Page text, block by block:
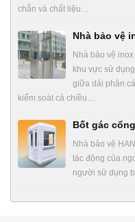
chắn và chất liệu…
Nhà bảo vệ
Nhà bảo vệ
khu vực sử
giữa dải phân
kiểm soát cả chiều…
Bốt gác
Nhà bảo vệ
tác động của
người sử dụng